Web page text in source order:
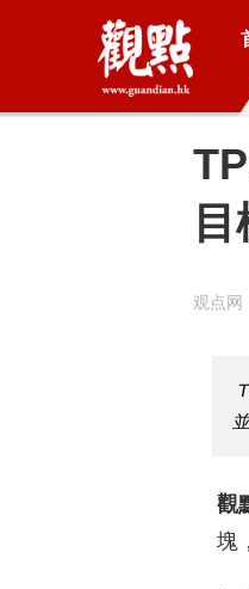
观点网
觀
塊